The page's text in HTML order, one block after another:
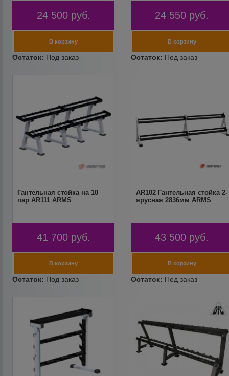
24 500 руб. 24 550 руб.
Гантельная стойка на 10
пар AR111 ARMS
41 700 руб.
AR102 Гантельная стойка 2-
ярусная 2836мм ARMS
43 500 руб.